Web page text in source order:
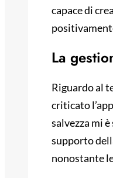
capace di
La
Riguardo al
criticato
salvezza mi
supporto
nonostante